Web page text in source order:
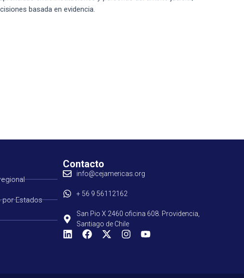
basada en evidencia.
Estados
Contacto
info@cejamericas.org
+ 56 9 56112162
San Pio X 2460 oficina 608. Providencia,
Santiago de Chile